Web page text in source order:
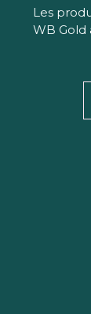
Les
WB Gold